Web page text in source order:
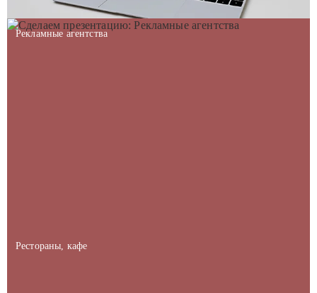
Рекламные агентства
Рестораны, кафе